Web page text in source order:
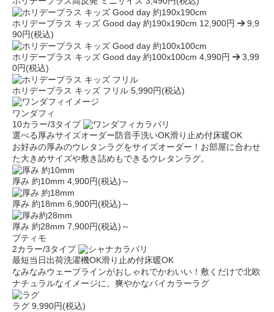
ホリデープラス キッズ Good day 約190x190cm 12,900円
9,9
90円(税込)
ホリデープラス キッズ Good day 約100x100cm 4,990円
3,99
0円(税込)
ホリデープラス キッズ フリル 5,990円(税込)
ワンダフィ
10カラー/3タイプ
選べる厚みサイズオーダー防音手洗いOK滑り止め付床暖OK
お好みの厚みのウレタンラグをサイズオーダー！お部屋に合わせ
た大きめサイズや敷き詰めもできるウレタンラグ。
厚み 約10mm 4,900円(税込)～
厚み 約18mm 6,900円(税込)～
厚み 約28mm 7,900円(税込)～
プティモ
2カラー/3タイプ
最短当日出荷洗濯機OK滑り止め付床暖OK
なみなみウェーブラインがおしゃれでかわいい！敷くだけで北欧
ナチュラルなイメージに。爽やかなバイカラーラグ
ラグ 9,990円(税込)